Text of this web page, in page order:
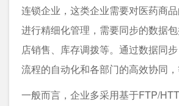
连锁企业，这类企业需要对医药商
进行精细化管理，需要同步的数据
店销售、库存调拨等。通过数据同
流程的自动化和各部门的高效协同，
⼀般⽽⾔，企业多采⽤基于FTP/